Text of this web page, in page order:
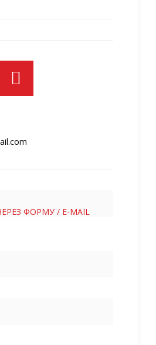
ФОРМУ / E-MAIL